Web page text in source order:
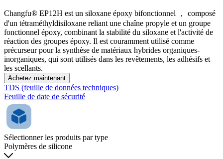
Changfu® EP12H est un siloxane époxy bifonctionnel ， composé
d'un tétraméthyldisiloxane reliant une chaîne propyle et un groupe
fonctionnel époxy, combinant la stabilité du siloxane et l'activité de
réaction des groupes époxy. Il est couramment utilisé comme
précurseur pour la synthèse de matériaux hybrides organiques-
inorganiques, qui sont utilisés dans les revêtements, les adhésifs et
les scellants.
Achetez maintenant
TDS (feuille de données techniques)
Feuille de date de sécurité
Sélectionner les produits par type
Polymères de silicone